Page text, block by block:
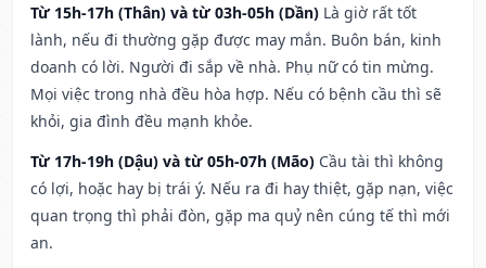
Từ 15h-17h (Thân) và từ 03h-05h (Dần) Là giờ rất tốt
lành, nếu đi thường gặp được may mắn. Buôn bán, kinh
doanh có lời. Người đi sắp về nhà. Phụ nữ có tin mừng.
Mọi việc trong nhà đều hòa hợp. Nếu có bệnh cầu thì sẽ
khỏi, gia đình đều mạnh khỏe.
Từ 17h-19h (Dậu) và từ 05h-07h (Mão) Cầu tài thì không
có lợi, hoặc hay bị trái ý. Nếu ra đi hay thiệt, gặp nạn, việc
quan trọng thì phải đòn, gặp ma quỷ nên cúng tế thì mới
an.